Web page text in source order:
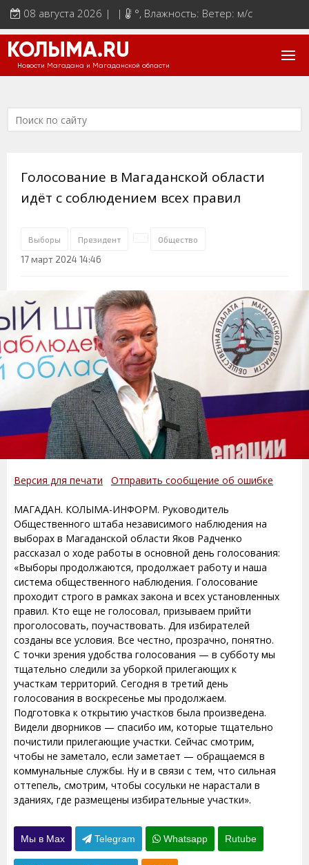
08 августа 2026 | | °, Влажность: Ветер: м/с
КОЛЫМА.RU
Новости Магадана и Магаданской области
Голосование в Магаданской области
идёт с соблюдением всех правил
Выборы Президент Общество
17 март 2024 14:46
Версия для печати Отправить сообщение об ошибке
МАГАДАН. КОЛЫМА-ИНФОРМ. Руководитель
Общественного штаба независимого наблюдения на
выборах в Магаданской области Яков Радченко
рассказал о ходе работы в основной день голосования:
«Выборы продолжаются, продолжает работу и наша
система общественного наблюдения. Голосование
проходит строго в рамках закона и всех установленных
правил. Кто еще не голосовал, призываем прийти
проголосовать, поучаствовать. Для избирателей
созданы все условия. Все честно, прозрачно, понятно.
С точки зрения удобства голосования — в субботу мы
тщательно следили за уборкой прилегающих к
участкам территорий. Сегодня в третий день
голосования в воскресенье мы продолжаем.
Подготовка к открытию участков была произведена.
Видели дворников — спасибо им, которые тщательно
почистили прилегающие участки. Сейчас смотрим,
чтобы не заметало, если заметает — обращаемся в
коммунальные службы. Ну и в связи с тем, что сильная
оттепель, смотрим, чтобы сосульки не нарастали в
зданиях, где размещены избирательные участки».
Мы в Max Telegram Whatsapp Rutube